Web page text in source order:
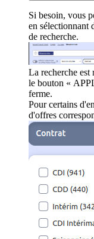
Si besoin, vous
en sélectionnant
de recherche.
La recherche est
le bouton «
ferme.
Pour certains
d'offres